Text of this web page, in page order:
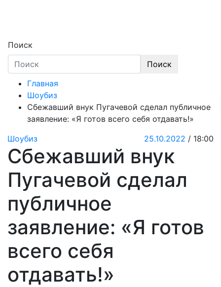
Секреты звёзд
Новости, истории звёзд шоу-бизнеса,
Поиск
Поиск
Главная
Шоубиз
Сбежавший внук Пугачевой сделал публичное
заявление: «Я готов всего себя отдавать!»
Шоубиз
25.10.2022 / 18:00
Сбежавший внук
Пугачевой сделал
публичное
заявление: «Я готов
всего себя
отдавать!»